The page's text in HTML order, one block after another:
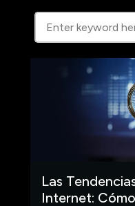
Las
Internet: